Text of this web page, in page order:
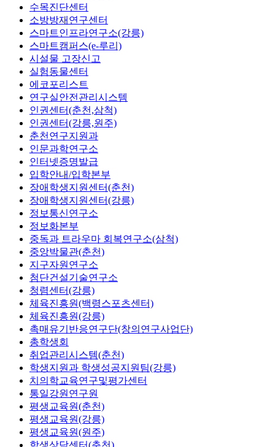
수목진단센터
소방방재연구센터
스마트인프라연구소(강릉)
스마트캠퍼스(e-루리)
시설물 고장신고
실험동물센터
에코포리스트
연구실안전관리시스템
인권센터(춘천,삼척)
인권센터(강릉,원주)
춘천연구지원과
인문과학연구소
인터넷증명발급
입학안내/입학본부
장애학생지원센터(춘천)
장애학생지원센터(강릉)
정보통신연구소
정보화본부
중독과 트라우마 회복연구소(삼척)
중앙박물관(춘천)
지구자원연구소
첨단건설기술연구소
청렴센터(강릉)
체육진흥원(백령스포츠센터)
체육진흥원(강릉)
촉매유기반응연구단(창의연구사업단)
총학생회
취업관리시스템(춘천)
학생지원과 학생성공지원팀(강릉)
치의학교육연구및평가센터
통일강원연구원
평생교육원(춘천)
평생교육원(강릉)
평생교육원(원주)
학생상담센터(춘천)